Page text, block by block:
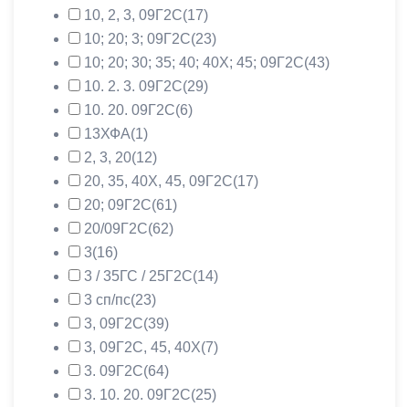
10, 2, 3, 09Г2С(17)
10; 20; 3; 09Г2С(23)
10; 20; 30; 35; 40; 40Х; 45; 09Г2С(43)
10. 2. 3. 09Г2С(29)
10. 20. 09Г2С(6)
13ХФА(1)
2, 3, 20(12)
20, 35, 40Х, 45, 09Г2С(17)
20; 09Г2С(61)
20/09Г2С(62)
3(16)
3 / 35ГС / 25Г2С(14)
3 сп/пс(23)
3, 09Г2С(39)
3, 09Г2С, 45, 40Х(7)
3. 09Г2С(64)
3. 10. 20. 09Г2С(25)